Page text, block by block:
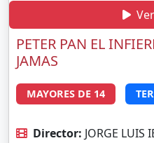
PETER PAN EL
JAMAS
MAYORES DE 14
Director: JORGE LUIS